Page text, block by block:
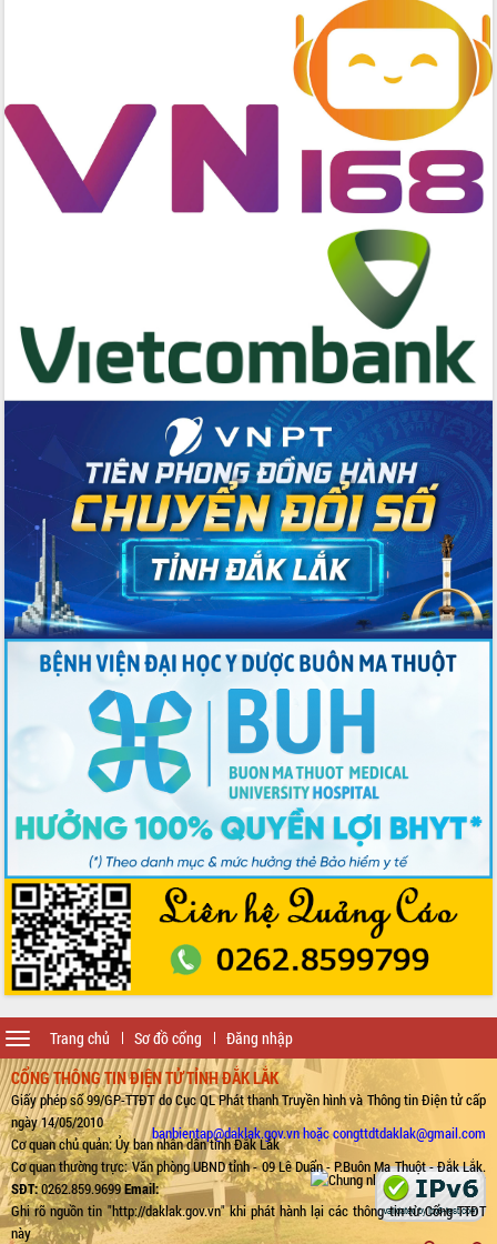
Trang chủ Sơ đồ cổng Đăng nhập
Toggle
navigation
CỔNG THÔNG TIN ĐIỆN TỬ TỈNH ĐẮK LẮK
Giấy phép số 99/GP-TTĐT do Cục QL Phát thanh Truyền hình và Thông tin Điện tử cấp
ngày 14/05/2010
Cơ quan chủ quản: Ủy ban nhân dân tỉnh Đắk Lắk
Cơ quan thường trực: Văn phòng UBND tỉnh - 09 Lê Duẩn - P.Buôn Ma Thuột - Đắk Lắk.
SĐT:0262.859.9699Email:
banbientap@daklak.gov.vn hoặc congttdtdaklak@gmail.com
Ghi rõ nguồn tin "http://daklak.gov.vn" khi phát hành lại các thông tin từ Cổng TTĐT
này